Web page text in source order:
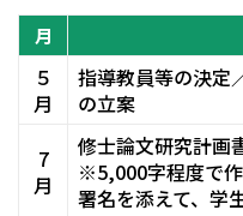
月
５
月
指導教員等の決定
の立案
7
月
修士論文研究計画
※5,000字程度で
署名を添えて、学